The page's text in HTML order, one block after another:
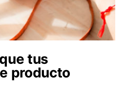
tus
producto